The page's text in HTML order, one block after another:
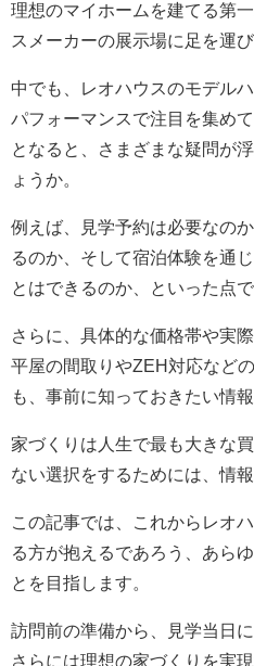
理想のマイホームを建てる第
スメーカーの展示場に足を運び
中でも、レオハウスのモデル
パフォーマンスで注目を集め
となると、さまざまな疑問が
ょうか。
例えば、見学予約は必要なの
るのか、そして宿泊体験を通
とはできるのか、といった点で
さらに、具体的な価格帯や実
平屋の間取りやZEH対応など
も、事前に知っておきたい情報
家づくりは人生で最も大きな
ない選択をするためには、情
この記事では、これからレオ
る方が抱えるであろう、あら
とを目指します。
訪問前の準備から、見学当日
さらには理想の家づくりを実